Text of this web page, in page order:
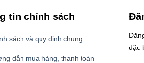
tin chính sách
sách và quy định chung
dẫn mua hàng, thanh toán
đặc